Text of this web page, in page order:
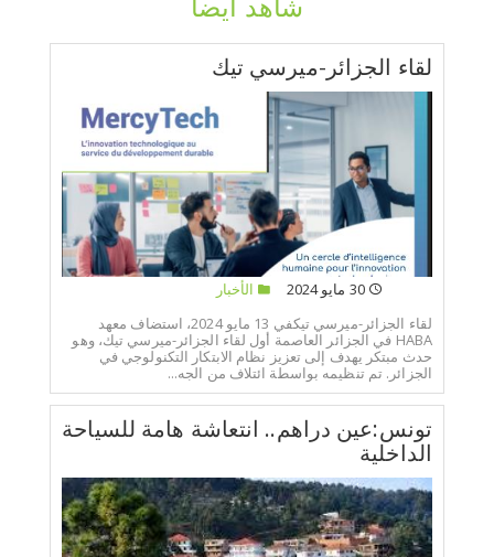
لقاء الجزائر-ميرسي تيك
30 مايو 2024
الأخبار
لقاء الجزائر-ميرسي تيكفي 13 مايو 2024، استضاف معهد
HABA في الجزائر العاصمة أول لقاء الجزائر-ميرسي تيك، وهو
حدث مبتكر يهدف إلى تعزيز نظام الابتكار التكنولوجي في
الجزائر. تم تنظيمه بواسطة ائتلاف من الجه...
تونس:عين دراهم.. انتعاشة هامة للسياحة
الداخلية